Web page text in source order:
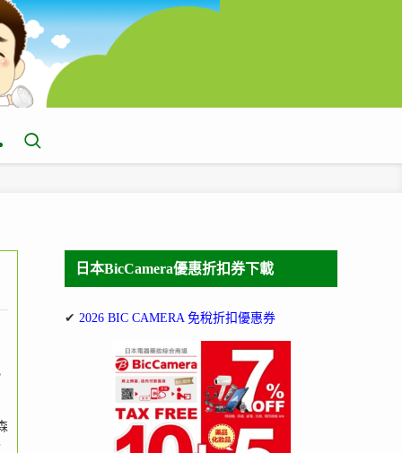
日本BicCamera優惠折扣券下載
✔ 2026 BIC CAMERA 免稅折扣優惠券